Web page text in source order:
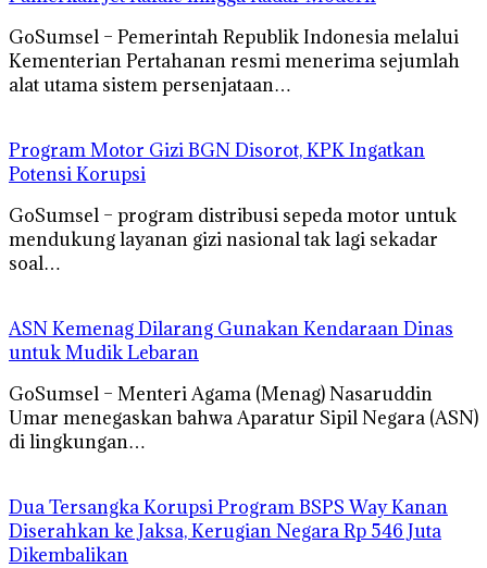
GoSumsel – Pemerintah Republik Indonesia melalui
Kementerian Pertahanan resmi menerima sejumlah
alat utama sistem persenjataan…
Program Motor Gizi BGN Disorot, KPK Ingatkan
Potensi Korupsi
GoSumsel – program distribusi sepeda motor untuk
mendukung layanan gizi nasional tak lagi sekadar
soal…
ASN Kemenag Dilarang Gunakan Kendaraan Dinas
untuk Mudik Lebaran
GoSumsel – Menteri Agama (Menag) Nasaruddin
Umar menegaskan bahwa Aparatur Sipil Negara (ASN)
di lingkungan…
Dua Tersangka Korupsi Program BSPS Way Kanan
Diserahkan ke Jaksa, Kerugian Negara Rp 546 Juta
Dikembalikan